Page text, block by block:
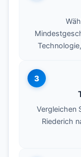
3
Vergleichen
Riederich